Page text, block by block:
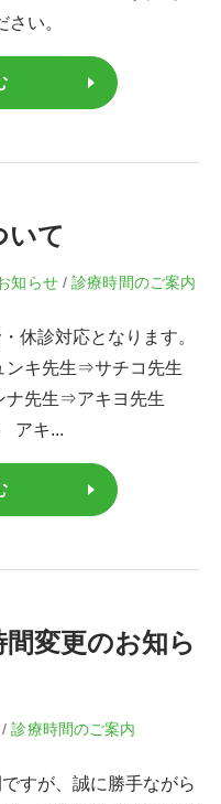
い。
いて
知らせ/診療時間のご案内
休診対応となります。
ンキ先生⇒サチコ先生
ナ先生⇒アキヨ先生
キ...
変更のお知ら
診療時間のご案内
すが、誠に勝手ながら